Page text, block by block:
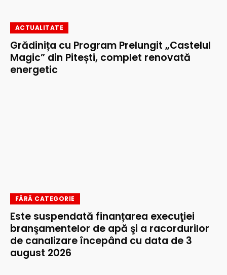
ACTUALITATE
Grădinița cu Program Prelungit „Castelul
Magic” din Pitești, complet renovată
energetic
FĂRĂ CATEGORIE
Este suspendată finanțarea execuţiei
branşamentelor de apă şi a racordurilor
de canalizare începând cu data de 3
august 2026